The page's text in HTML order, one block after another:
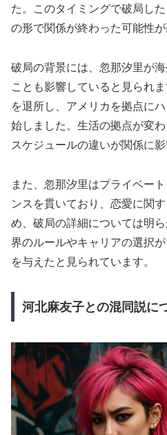
た。このタイミングで破局し
の形で関係が終わった可能性
破局の背景には、忽那汐里が
ことも影響していると見られ
を退所し、アメリカを拠点に
始しました。生活の拠点が変
スケジュールの違いが関係に
また、忽那汐里はプライベー
ンスを貫いており、恋愛に関
め、破局の詳細については明
界のルールやキャリアの選択
を与えたと見られています。
河北麻友子との混同説に